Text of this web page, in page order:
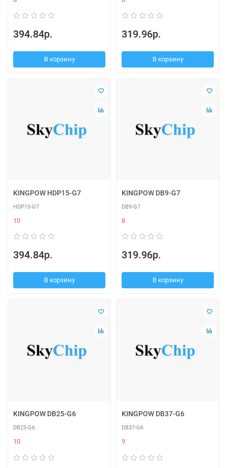
394.84р.
В корзину
319.96р.
В корзину
KINGPOW HDP15-G7
HDP15-G7
10
394.84р.
В корзину
KINGPOW DB9-G7
DB9-G7
8
319.96р.
В корзину
KINGPOW DB25-G6
DB25-G6
10
KINGPOW DB37-G6
DB37-G6
9